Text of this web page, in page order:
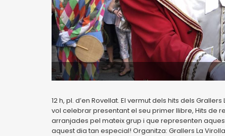
12 h, pl. d’en Rovellat. El vermut dels hits dels
vol celebrar presentant el seu primer llibre, Hits de
arranjades pel mateix grup i que representen
aquest dia tan especial! Organitza: Grallers La Virolla